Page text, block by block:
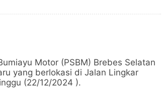
Motor (PSBM) Brebes Selatan
yang berlokasi di Jalan Lingkar
(22/12/2024 ).